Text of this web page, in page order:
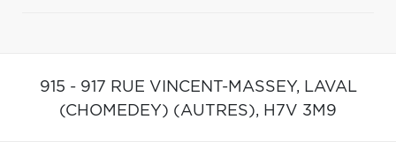
915 - 917 RUE VINCENT-MASSEY, LAVAL
(CHOMEDEY) (AUTRES), H7V 3M9